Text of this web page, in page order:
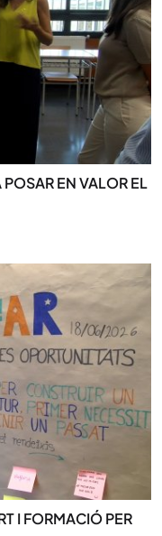
EN VALOR EL
I FORMACIÓ PER